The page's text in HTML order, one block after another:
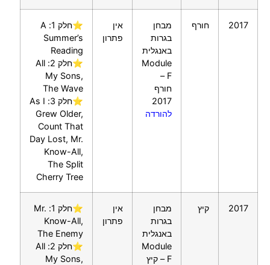
2017 חורף
מבחן
בגרות
באנגלית
Module
F –
חורף
2017
להורדה
אין
פתרון
⭐חלק 1: A
Summer’s
Reading
⭐חלק 2: All
My Sons,
The Wave
⭐חלק 3: As I
Grew Older,
Count That
Day Lost, Mr.
Know-All,
The Split
Cherry Tree
2017 קיץ
מבחן
בגרות
באנגלית
Module
F – קיץ
אין
פתרון
⭐חלק 1: Mr.
Know-All,
The Enemy
⭐חלק 2: All
My Sons,